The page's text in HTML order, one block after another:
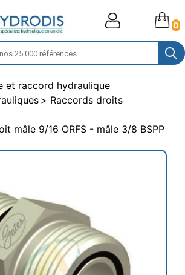
0
et raccord hydraulique
Raccords droits
mâle 9/16 ORFS - mâle 3/8 BSPP